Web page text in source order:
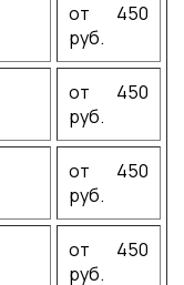
от 450
руб.
от 450
руб.
от 450
руб.
от 450
руб.